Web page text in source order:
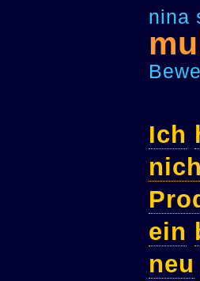
nina
Ich
ein
neu